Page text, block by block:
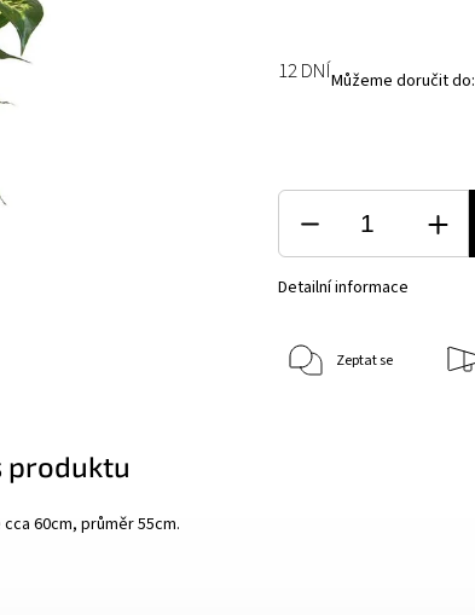
12 DNÍMůžeme doručit do:
Detailní informace
Zeptat se
produktu
60cm, průměr 55cm.